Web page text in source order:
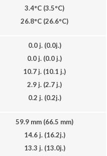
3.4°C (3.5°C)
26.8°C (26.6°C)
0.0 j.(0.0j.)
0.0 j. (0.0 j.)
10.7 j. (10.1 j.)
2.9 j. (2.7 j.)
0.2 j. (0.2j.)
59.9 mm (66.5 mm)
14.6 j.(16.2j.)
13.3 j.(13.0j.)